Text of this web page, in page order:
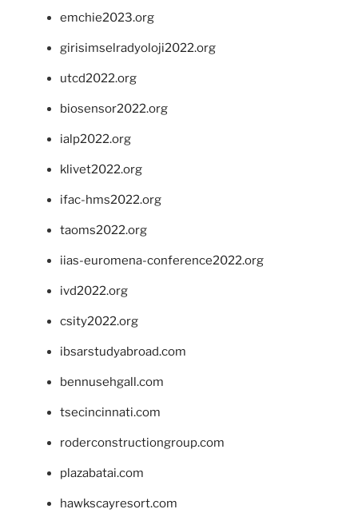
emchie2023.org
girisimselradyoloji2022.org
utcd2022.org
biosensor2022.org
ialp2022.org
klivet2022.org
ifac-hms2022.org
taoms2022.org
iias-euromena-conference2022.org
ivd2022.org
csity2022.org
ibsarstudyabroad.com
bennusehgall.com
tsecincinnati.com
roderconstructiongroup.com
plazabatai.com
hawkscayresort.com